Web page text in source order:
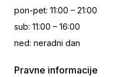
pon-pet: 11:00 – 21:00
sub: 11:00 – 16:00
ned: neradni dan
Pravne informacije